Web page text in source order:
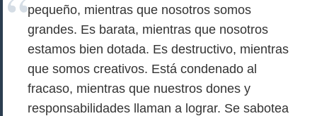
pequeño, mientras que nosotros somos
grandes. Es barata, mientras que nosotros
estamos bien dotada. Es destructivo, mientras
que somos creativos. Está condenado al
fracaso, mientras que nuestros dones y
responsabilidades llaman a lograr. Se sabotea